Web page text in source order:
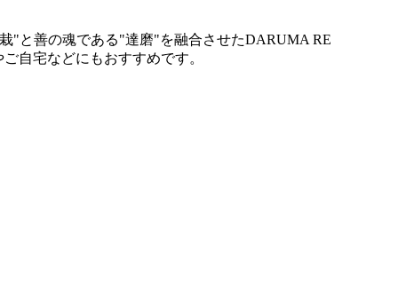
"と善の魂である"達磨"を融合させたDARUMA RE
⾃宅などにもおすすめです。